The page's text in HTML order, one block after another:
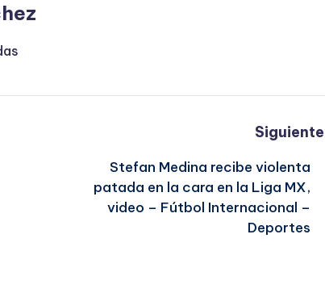
Stefan Medina recibe violenta
patada en la cara en la Liga MX,
video – Fútbol Internacional –
Deportes